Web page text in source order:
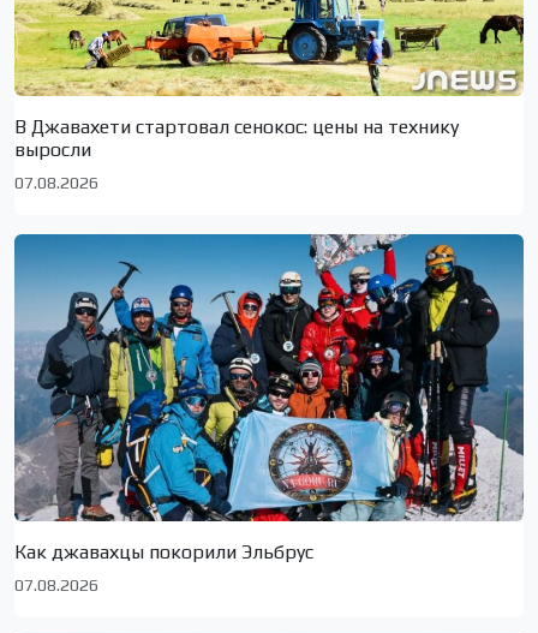
В Джавахети стартовал сенокос: цены на технику
выросли
07.08.2026
Как джавахцы покорили Эльбрус
07.08.2026